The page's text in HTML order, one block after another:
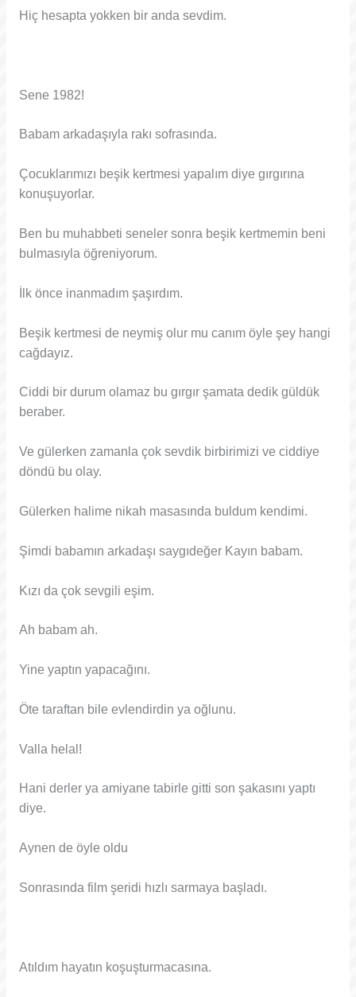
Hiç hesapta yokken bir anda sevdim.
Sene 1982!
Babam arkadaşıyla rakı sofrasında.
Çocuklarımızı beşik kertmesi yapalım diye gırgırına
konuşuyorlar.
Ben bu muhabbeti seneler sonra beşik kertmemin beni
bulmasıyla öğreniyorum.
İlk önce inanmadım şaşırdım.
Beşik kertmesi de neymiş olur mu canım öyle şey hangi
cağdayız.
Ciddi bir durum olamaz bu gırgır şamata dedik güldük
beraber.
Ve gülerken zamanla çok sevdik birbirimizi ve ciddiye
döndü bu olay.
Gülerken halime nikah masasında buldum kendimi.
Şimdi babamın arkadaşı saygıdeğer Kayın babam.
Kızı da çok sevgili eşim.
Ah babam ah.
Yine yaptın yapacağını.
Öte taraftan bile evlendirdin ya oğlunu.
Valla helal!
Hani derler ya amiyane tabirle gitti son şakasını yaptı
diye.
Aynen de öyle oldu
Sonrasında film şeridi hızlı sarmaya başladı.
Atıldım hayatın koşuşturmacasına.